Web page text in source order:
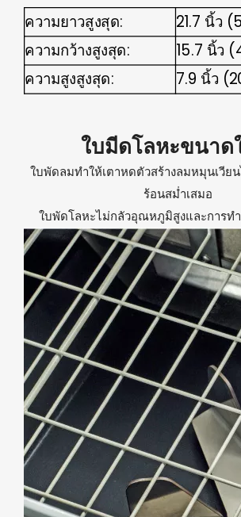
ความยาวสูงสุด:
21.7 นิ้ว
ความกว้างสูงสุด:
15.7 นิ้ว
ความสูงสูงสุด:
7.9 นิ้ว
ใบมีดโลหะขนา
ใบพัดลมทำให้เตาหดตัวสร้างลมหมุนเวีย
ร้อนสม่ำเสมอ
ใบพัดโลหะไม่กลัวอุณหภูมิสูงและการท